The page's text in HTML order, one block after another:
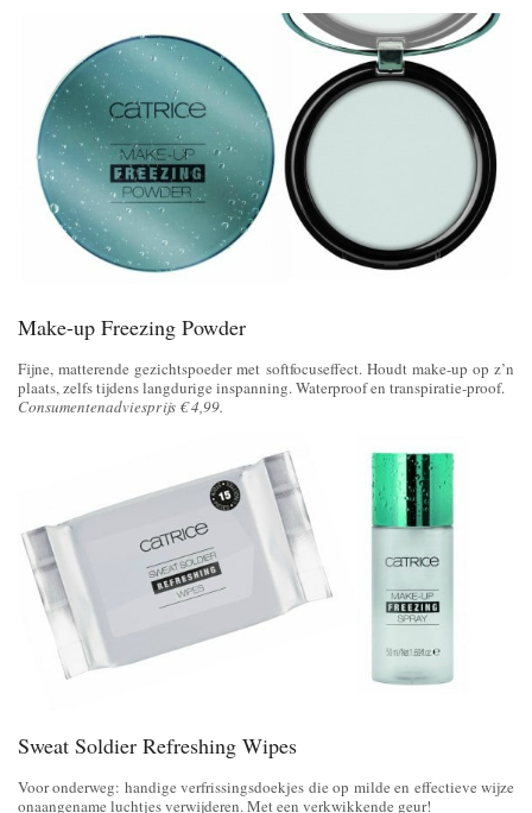
Make-up Freezing Powder
Fijne, matterende gezichtspoeder met softfocuseffect. Houdt make-up op z’n
plaats, zelfs tijdens langdurige inspanning. Waterproof en transpiratie-proof.
Consumentenadviesprijs € 4,99.
Sweat Soldier Refreshing Wipes
Voor onderweg: handige verfrissingsdoekjes die op milde en effectieve wijze
onaangename luchtjes verwijderen. Met een verkwikkende geur!